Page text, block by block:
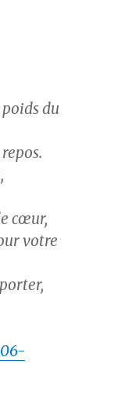
du
cœur,
votre